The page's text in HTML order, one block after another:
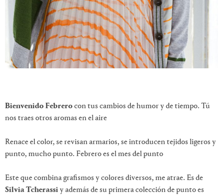
Bienvenido Febrerocon tus cambios de humor y de tiempo. Tú
nos traes otros aromas en el aire
Renace el color, se revisan armarios, se introducen tejidos ligeros y
punto, mucho punto. Febrero es el mes del punto
Este que combina grafismos y colores diversos, me atrae. Es de
Silvia Tcherassiy además de su primera colección de punto es